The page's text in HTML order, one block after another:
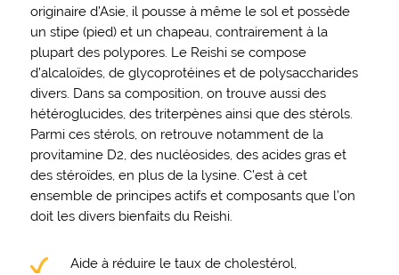
originaire d’Asie, il pousse à même le sol et possède
un stipe (pied) et un chapeau, contrairement à la
plupart des polypores. Le Reishi se compose
d’alcaloïdes, de glycoprotéines et de polysaccharides
divers. Dans sa composition, on trouve aussi des
hétéroglucides, des triterpènes ainsi que des stérols.
Parmi ces stérols, on retrouve notamment de la
provitamine D2, des nucléosides, des acides gras et
des stéroïdes, en plus de la lysine. C’est à cet
ensemble de principes actifs et composants que l’on
doit les divers bienfaits du Reishi.
Aide à réduire le taux de cholestérol,